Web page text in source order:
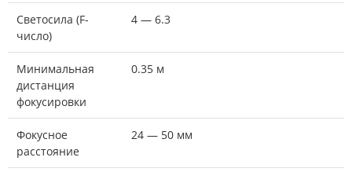
Светосила (F-
число)
4 — 6.3
Минимальная
дистанция
фокусировки
0.35 м
Фокусное
расстояние
24 — 50 мм